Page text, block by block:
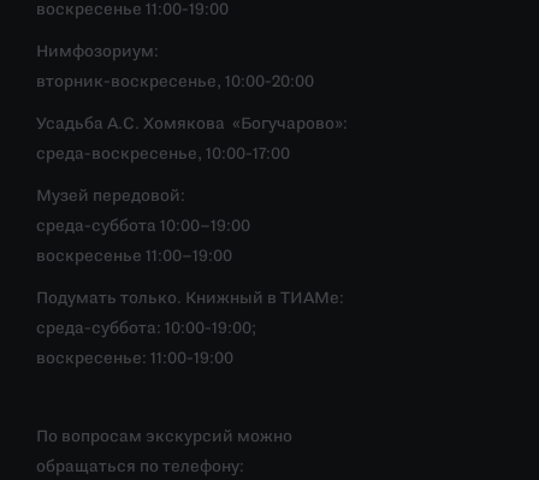
воскресенье 11:00-19:00
Нимфозориум:
вторник-воскресенье, 10:00-20:00
Усадьба А.С. Хомякова «Богучарово»:
среда-воскресенье, 10:00-17:00
Музей передовой:
среда-суббота 10:00–19:00
воскресенье 11:00–19:00
Подумать только. Книжный в ТИАМе:
среда-суббота: 10:00-19:00;
воскресенье: 11:00-19:00
По вопросам экскурсий можно
обращаться по телефону: